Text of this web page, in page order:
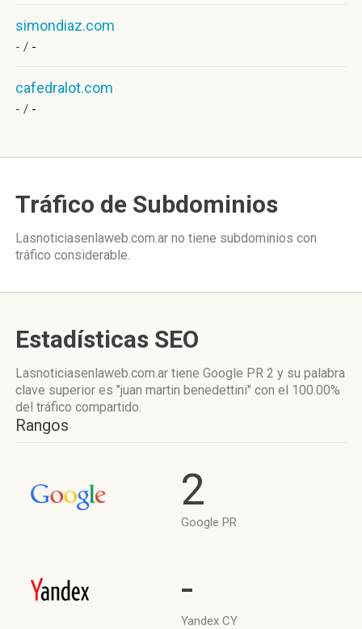
simondiaz.com
- / -
cafedralot.com
- / -
Tráfico de Subdominios
Lasnoticiasenlaweb.com.ar no tiene subdominios con
tráfico considerable.
Estadísticas SEO
Lasnoticiasenlaweb.com.ar tiene Google PR 2 y su palabra
clave superior es "juan martin benedettini" con el 100.00%
del tráfico compartido.
Rangos
2
Google PR
-
Yandex CY